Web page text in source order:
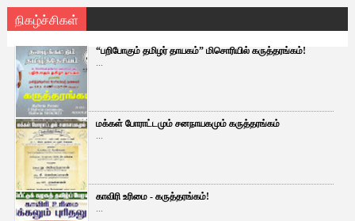
நிகழ்ச்சிகள்
“பறிபோகும் தமிழர் தாயகம்” மிசொரியில் கருத்தரங்கம்!
...
மக்கள் போராட்டமும் சனநாயகமும் கருத்தரங்கம்
...
காவிரி உரிமை - கருத்தரங்கம்!
...